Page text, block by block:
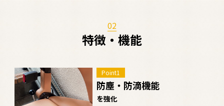
02
特徴・機能
Point1
防塵・防滴機能
を強化